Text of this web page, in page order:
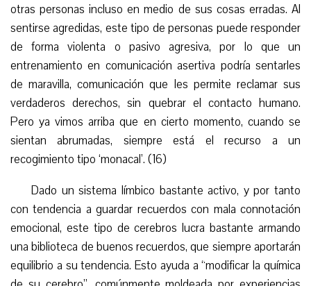
otras personas incluso en medio de sus cosas erradas. Al
sentirse agredidas, este tipo de personas puede responder
de forma violenta o pasivo agresiva, por lo que un
entrenamiento en comunicación asertiva podría sentarles
de maravilla, comunicación que les permite reclamar sus
verdaderos derechos, sin quebrar el contacto humano.
Pero ya vimos arriba que en cierto momento, cuando se
sientan abrumadas, siempre está el recurso a un
recogimiento tipo ‘monacal’. (16)
Dado un sistema límbico bastante activo, y por tanto
con tendencia a guardar recuerdos con mala connotación
emocional, este tipo de cerebros lucra bastante armando
una biblioteca de buenos recuerdos, que siempre aportarán
equilibrio a su tendencia. Esto ayuda a “modificar la química